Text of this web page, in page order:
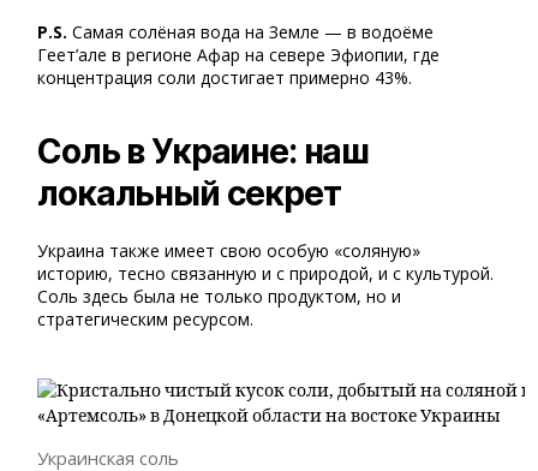
P.S. Самая солёная вода на Земле — в водоёме
Геет’але в регионе Афар на севере Эфиопии, где
концентрация соли достигает примерно 43%.
Соль в Украине: наш
локальный секрет
Украина также имеет свою особую «соляную»
историю, тесно связанную и с природой, и с культурой.
Соль здесь была не только продуктом, но и
стратегическим ресурсом.
Украинская соль